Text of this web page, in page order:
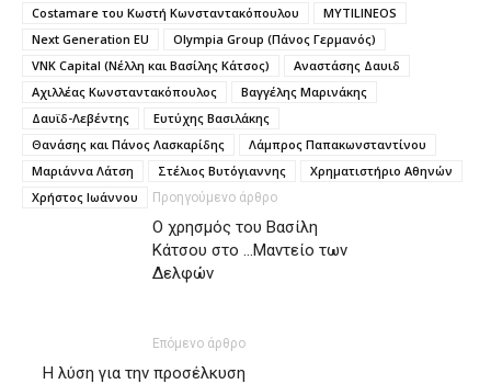
Costamare του Κωστή Κωνσταντακόπουλου
MYTILINEOS
Next Generation EU
Olympia Group (Πάνος Γερμανός)
VNK Capital (Νέλλη και Βασίλης Κάτσος)
Αναστάσης Δαυιδ
Αχιλλέας Κωνσταντακόπουλος
Βαγγέλης Μαρινάκης
Δαυϊδ-Λεβέντης
Ευτύχης Βασιλάκης
Θανάσης και Πάνος Λασκαρίδης
Λάμπρος Παπακωνσταντίνου
Μαριάννα Λάτση
Στέλιος Βυτόγιαννης
Χρηματιστήριο Αθηνών
Χρήστος Ιωάννου
Προηγούμενο άρθρο
Ο χρησμός του Βασίλη
Κάτσου στο …Μαντείο των
Δελφών
Επόμενο άρθρο
Η λύση για την προσέλκυση